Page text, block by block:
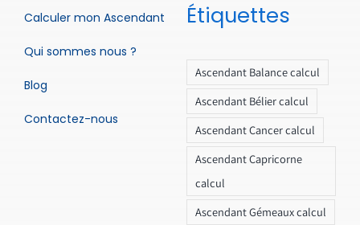
Calculer mon Ascendant
Qui sommes nous ?
Blog
Contactez-nous
Étiquettes
Ascendant Balance calcul
Ascendant Bélier calcul
Ascendant Cancer calcul
Ascendant Capricorne
calcul
Ascendant Gémeaux calcul